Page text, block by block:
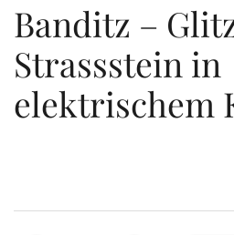
Banditz –
Strassstein in
elektrischem